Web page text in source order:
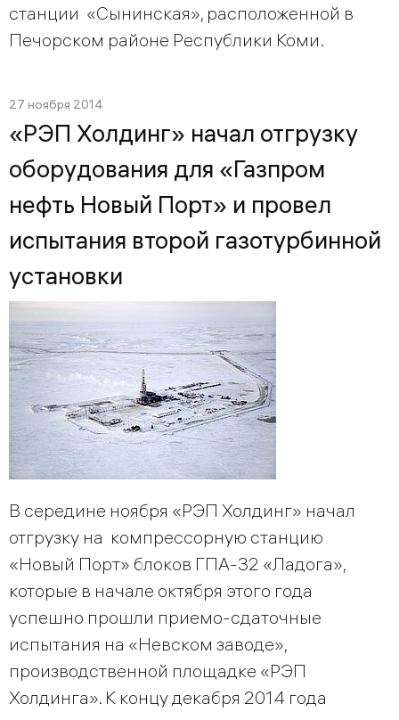
станции «Сынинская», расположенной в
Печорском районе Республики Коми.
27 ноября 2014
«РЭП Холдинг» начал отгрузку
оборудования для «Газпром
нефть Новый Порт» и провел
испытания второй газотурбинной
установки
В середине ноября «РЭП Холдинг» начал
отгрузку на компрессорную станцию
«Новый Порт» блоков ГПА-32 «Ладога»,
которые в начале октября этого года
успешно прошли приемо-сдаточные
испытания на «Невском заводе»,
производственной площадке «РЭП
Холдинга». К концу декабря 2014 года